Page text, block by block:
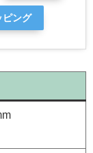
ング